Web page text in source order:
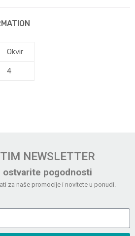
Okvir
4
NEWSLETTER
ostvarite pogodnosti
za naše promocije i novitete u ponudi.